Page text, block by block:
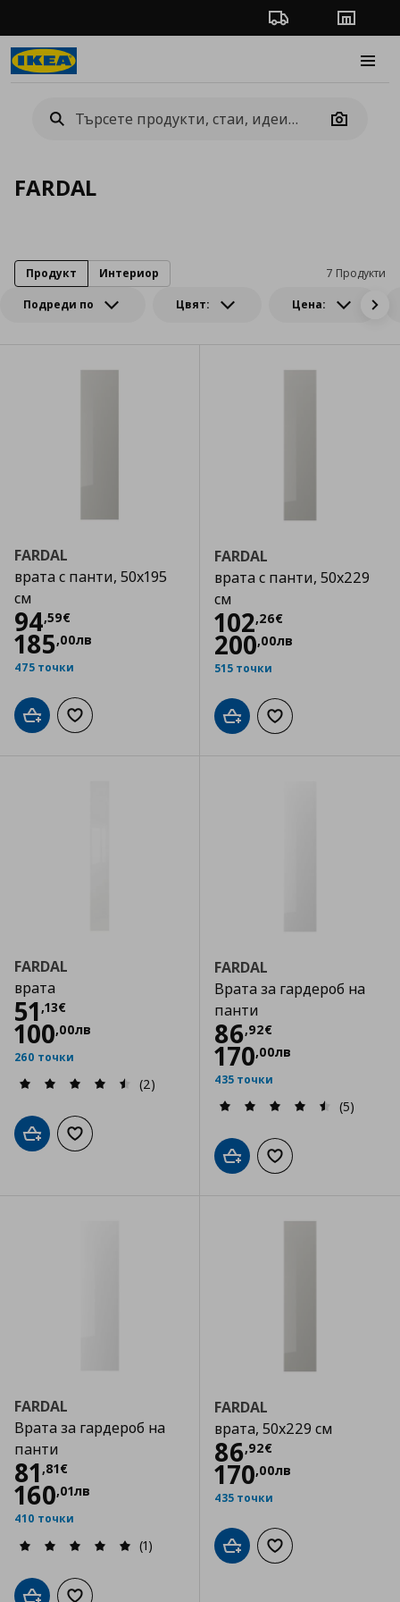
Проследяване на
Camera
FARDAL
Подреди по Цвят: Цена:
7 Продукти
Продукт Интериор
FARDAL
врата с панти, 50x195
см
94,59€
Цена
185,00лв
475 точки
Добави в кошницата
Добави към списъка с любими
FARDAL
врата с панти, 50x229
см
102,26€
Цена
200,00лв
515 точки
Добави в кошницата
Добави към
FARDAL
врата
51 ,13€
Цена
100,00лв
260 точки
(2)
Добави в кошницата
Добави към списъка с любими
FARDAL
Врата за гардероб на
панти
86,92€
Цена
170,00лв
435 точки
(5)
Добави в кошницата
Добави към
FARDAL
Врата за гардероб на
панти
81 ,81€
Цена
160,01лв
410 точки
(1)
FARDAL
врата, 50x229 см
86,92€
Цена
170,00лв
435 точки
Добави в кошницата
Добави към